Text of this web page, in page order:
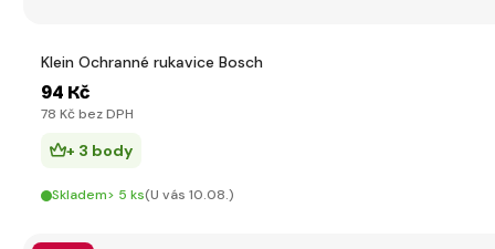
Klein Ochranné rukavice Bosch
94 Kč
78 Kč bez DPH
+ 3 body
Skladem> 5 ks(U vás 10.08.)